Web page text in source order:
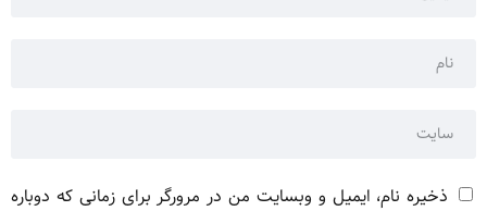
ذخیره نام، ایمیل و وبسایت من در مرورگر برای زمانی که دوباره